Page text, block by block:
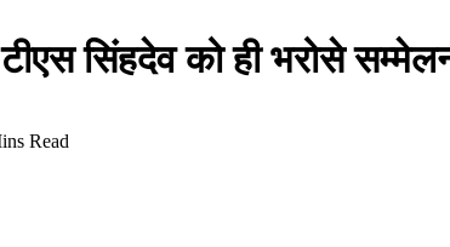
सिंहदेव को ही भरोसे
Read